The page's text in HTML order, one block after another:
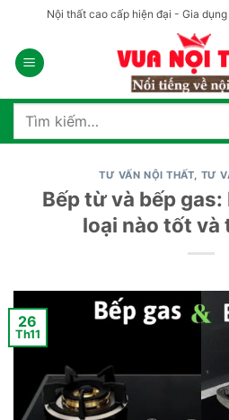
nội
dung
Nội thất cao cấp hiện đại - Gia
Tìm
TƯ VẤN NỘI THẤT, TƯ
Bếp từ và bếp gas:
loại nào tốt và
26
Th11